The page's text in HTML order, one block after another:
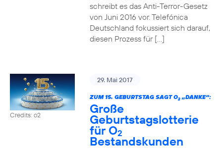
schreibt es das Anti-Terror-Gesetz
von Juni 2016 vor. Telefónica
Deutschland fokussiert sich darauf,
diesen Prozess für […]
Credits: o2
29. Mai 2017
ZUM 15. GEBURTSTAG SAGT O2„DANKE“:
Große
Geburtstagslotterie
für O2
Bestandskunden